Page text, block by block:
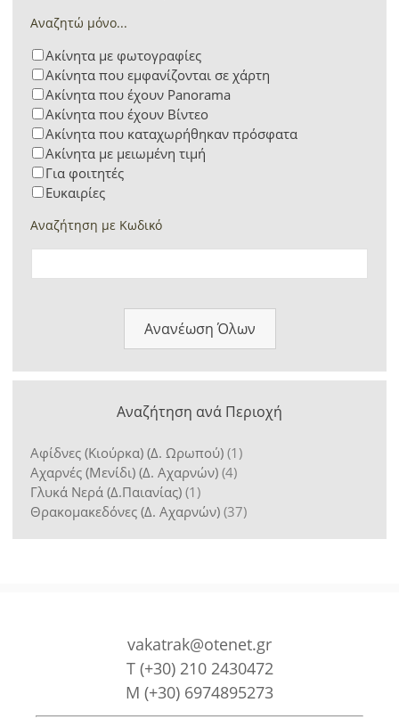
Αναζητώ μόνο...
Ακίνητα με φωτογραφίες
Ακίνητα που εμφανίζονται σε χάρτη
Ακίνητα που έχουν Panorama
Ακίνητα που έχουν Βίντεο
Ακίνητα που καταχωρήθηκαν πρόσφατα
Ακίνητα με μειωμένη τιμή
Για φοιτητές
Ευκαιρίες
Αναζήτηση με Κωδικό
Ανανέωση Όλων
Αναζήτηση ανά Περιοχή
Αφίδνες (Κιούρκα) (Δ. Ωρωπού) (1)
Αχαρνές (Μενίδι) (Δ. Αχαρνών) (4)
Γλυκά Νερά (Δ.Παιανίας) (1)
Θρακομακεδόνες (Δ. Αχαρνών) (37)
vakatrak@otenet.gr
Τ (+30) 210 2430472
M (+30) 6974895273